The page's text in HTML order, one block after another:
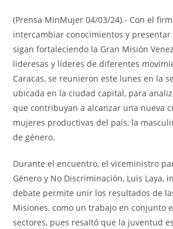
(Prensa MinMujer 04/03/24).- Con el
intercambiar conocimientos y
sigan fortaleciendo la Gran Misión
lideresas y líderes de diferentes
Caracas, se reunieron este lunes en la
ubicada en la ciudad capital, para
que contribuyan a alcanzar una nueva
mujeres productivas del país, la
de género.
Durante el encuentro, el viceministro
Género y No Discriminación, Luis Laya,
debate permite unir los resultados de
Misiones, como un trabajo en conjunto
sectores, pues resaltó que la juventud